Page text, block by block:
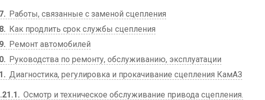
Работы, связанные с заменой сцепления
Как продлить срок службы сцепления
Ремонт автомобилей
Руководства по ремонту, обслуживанию, эксплуатации
Диагностика, регулировка и прокачивание сцепления КамАЗ
Осмотр и техническое обслуживание привода сцепления.